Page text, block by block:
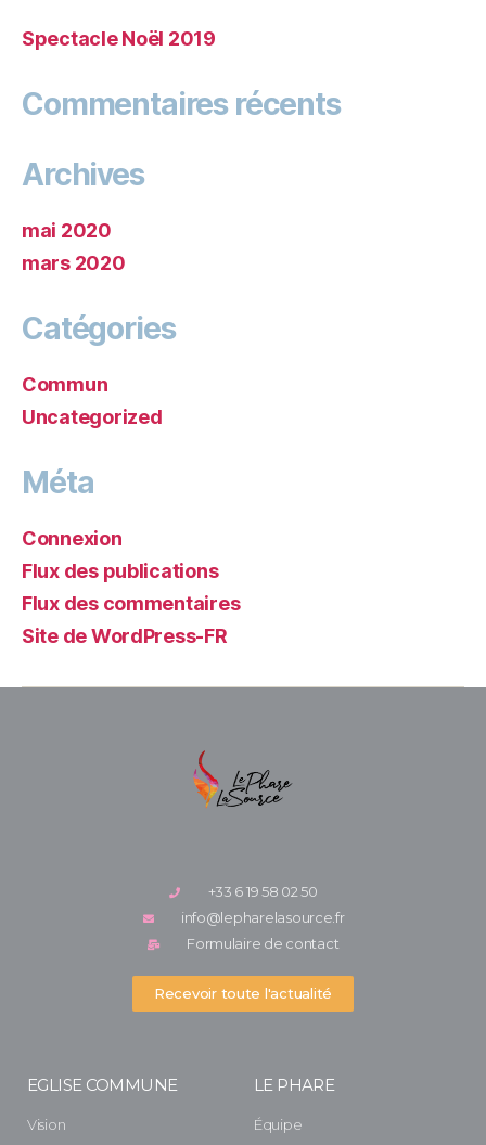
Spectacle Noël 2019
Commentaires récents
Archives
mai 2020
mars 2020
Catégories
Commun
Uncategorized
Méta
Connexion
Flux des publications
Flux des commentaires
Site de WordPress-FR
+33 6 19 58 02 50
info@lepharelasource.fr
Formulaire de contact
Recevoir toute l'actualité
EGLISE COMMUNE
Vision
LE PHARE
Équipe